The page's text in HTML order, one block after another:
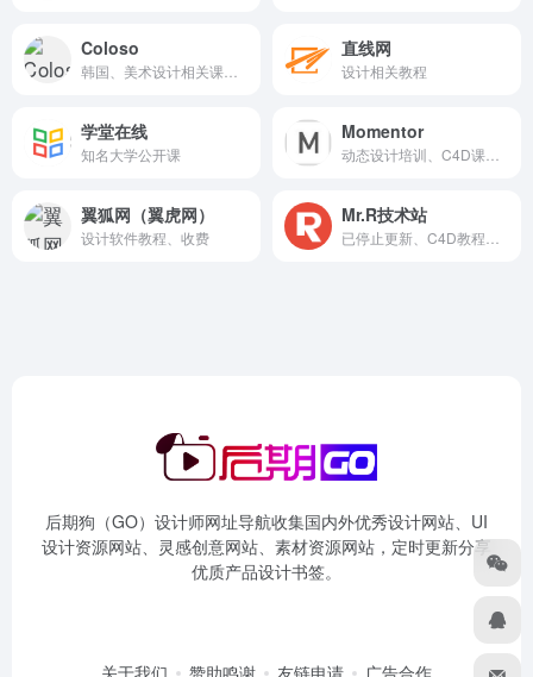
Coloso 直线网
设计相关教程
学堂在线
知名大学公开课
Momentor
翼狐网（翼虎网）
设计软件教程、收费
Mr.R技术站
后期狗（GO）设计师网址导航收集国内外优秀设计网站、UI
设计资源网站、灵感创意网站、素材资源网站，定时更新分享
优质产品设计书签。
关于我们 赞助鸣谢 友链申请 广告合作